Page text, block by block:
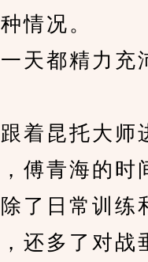
情况。
都精力充
昆托大师
傅青海的时
了日常训练
还多了对战